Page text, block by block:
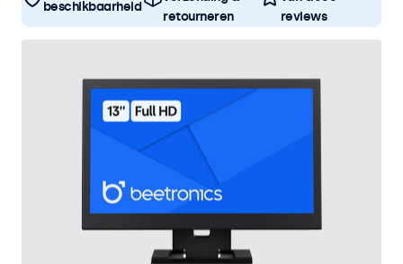
beschikbaarheid
retourneren
reviews